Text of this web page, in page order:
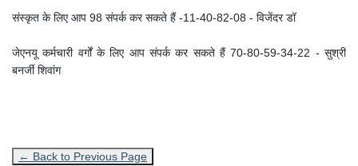
संस्कृत के लिए आप 98 संपर्क कर सकते हैं -11-40-82-08 - विजेंदर डॉ
जेएनयू कर्मचारी वर्गों के लिए आप संपर्क कर सकते हैं 70-80-59-34-22 - सुश्री
बनर्जी शिवांग
← Back to Previous Page